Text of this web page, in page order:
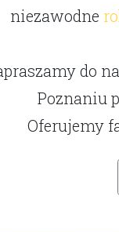
niezawodne
do
Poznaniu
Oferujemy